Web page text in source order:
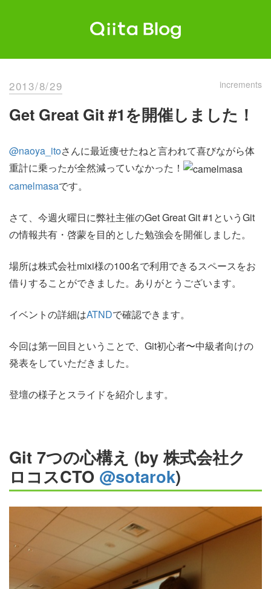
2013/8/29 increments
Get Great Git #1を開催しました！
@naoya_itoさんに最近痩せたねと言われて喜びながら体
重計に乗ったが全然減っていなかった！
camelmasaです。
さて、今週火曜日に弊社主催のGet Great Git #1というGit
の情報共有・啓蒙を目的とした勉強会を開催しました。
場所は株式会社mixi様の100名で利用できるスペースをお
借りすることができました。ありがとうございます。
イベントの詳細はATNDで確認できます。
今回は第一回目ということで、Git初心者〜中級者向けの
発表をしていただきました。
登壇の様子とスライドを紹介します。
Git 7つの心構え (by 株式会社ク
ロコスCTO @sotarok)